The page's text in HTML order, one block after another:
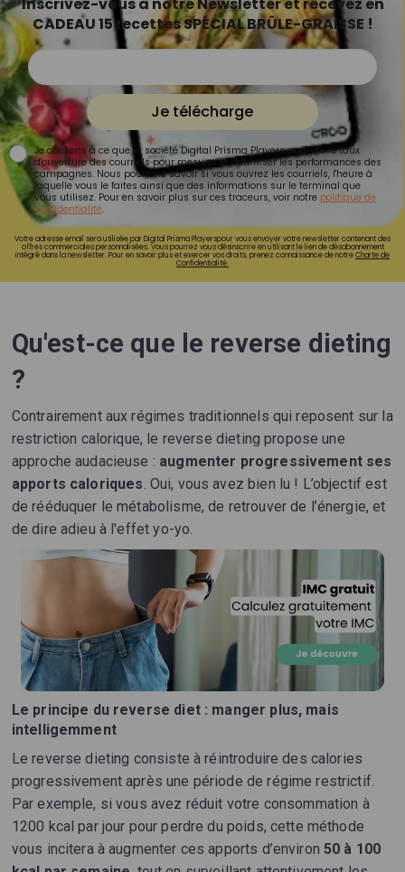
CADEAU 15 recettes SPÉCIAL BRÛLE-GRAISSE !
Je télécharge
Je consens à ce que la société Digital Prisma Players analyse le taux
d'ouverture des courriels pour mesurer et optimiser les performances des
campagnes. Nous pourrons savoir si vous ouvrez les courriels, l'heure à
laquelle vous le faites ainsi que des informations sur le terminal que
vous utilisez. Pour en savoir plus sur ces traceurs, voir notre politique de
confidentialité.
Votre adresse email sera utilisée par Digital Prisma Playerspour vous envoyer votre newsletter contenant des
offres commerciales personnalisées. Vous pourrez vous désinscrire en utilisant le lien de désabonnement
intégré dans la newsletter. Pour en savoir plus et exercer vos droits, prenez connaissance de notreCharte de
Confidentialité.
Qu'est-ce que le reverse dieting
?
Contrairement aux régimes traditionnels qui reposent sur la
restriction calorique, le reverse dieting propose une
approche audacieuse : augmenter progressivement ses
apports caloriques. Oui, vous avez bien lu ! L’objectif est
de rééduquer le métabolisme, de retrouver de l’énergie, et
de dire adieu à l'effet yo-yo.
Le principe du reverse diet : manger plus, mais
intelligemment
Le reverse dieting consiste à réintroduire des calories
progressivement après une période de régime restrictif.
Par exemple, si vous avez réduit votre consommation à
1200 kcal par jour pour perdre du poids, cette méthode
vous incitera à augmenter ces apports d’environ50 à 100